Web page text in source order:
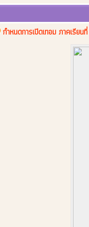
กำหนดการเปิดเทอม ภาคเรีย